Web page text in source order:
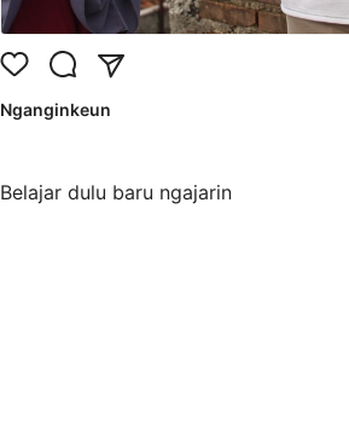
Nganginkeun
Belajar dulu baru ngajarin